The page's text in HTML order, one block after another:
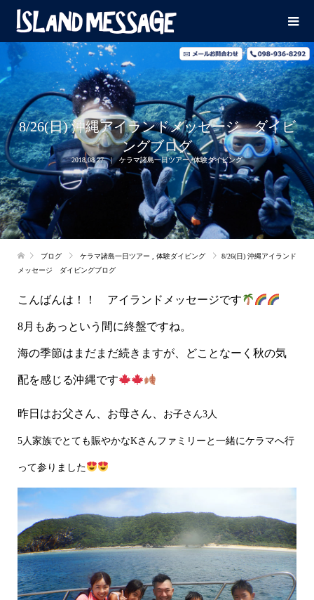
8/26(日) 沖縄アイランドメッセージ ダイビ
ングブログ
2018.08.27 ケラマ諸島一日ツアー,体験ダイビング
ブログ ケラマ諸島一日ツアー 体験ダイビング
8/26(日) 沖縄アイランド
メッセージ ダイビングブログ
こんばんは！！ アイランドメッセージです
8月もあっという間に終盤ですね。
海の季節はまだまだ続きますが、どことなーく秋の気
配を感じる沖縄です
昨日はお父さん、お母さん、 お子さん3人
5人家族でとても賑やかなKさんファミリーと一緒にケラマへ行
って参りました